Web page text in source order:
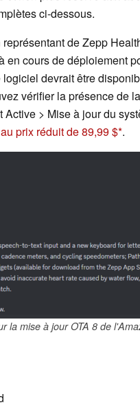
ci-dessous.
de Zepp
en cours de déploiement
devrait être
vérifier la présence de
Active > Mise à jour du
prix réduit de 89,99 $ .
la mise à jour OTA 8 de